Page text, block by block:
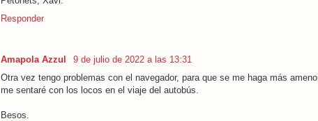
Responder
Amapola Azzul
9 de julio de 2022 a las 13:31
Otra vez tengo problemas con el navegador, para que se me haga más ameno
me sentaré con los locos en el viaje del autobús.
Besos.